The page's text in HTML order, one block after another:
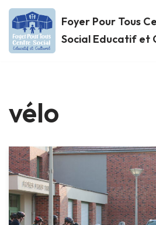
Aller
au
Foyer Pour Tous
Social Educatif et
vélo